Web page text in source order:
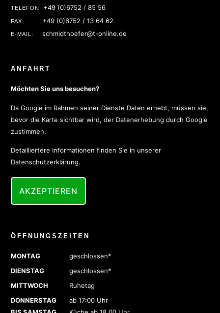
TELEFON: +49 (0)6752 / 85 56
FAX: +49 (0)6752 / 13 64 62
E-MAIL: schmidthoefer@t-online.de
ANFAHRT
Möchten Sie uns besuchen?
Da Google im Rahmen seiner Dienste Daten erhebt, müssen sie,
bevor die Karte sichtbar wird, der Datenerhebung durch Google
zustimmen.
Detailliertere Informationen finden Sie in unserer
Datenschutzerklärung.
AKZEPTIEREN
ÖFFNUNGSZEITEN
MONTAG
geschlossen*
DIENSTAG
geschlossen*
MITTWOCH
Ruhetag
DONNERSTAG
ab 17:00 Uhr